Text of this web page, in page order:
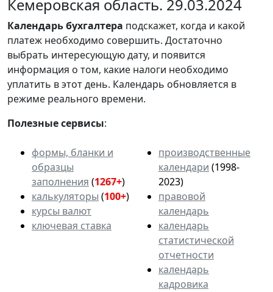
Кемеровская область. 29.03.2024
Календарьбухгалтера подскажет, когда и какой
платеж необходимо совершить. Достаточно
выбрать интересующую дату, и появится
информация о том, какие налоги необходимо
уплатить в этот день. Календарь обновляется в
режиме реального времени.
Полезные сервисы:
формы, бланки и
образцы
заполнения (1267+)
калькуляторы (100+)
курсы валют
ключевая ставка
производственные
календари (1998-
2023)
правовой
календарь
календарь
статистической
отчетности
календарь
кадровика